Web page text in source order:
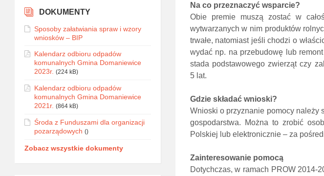
Na co przeznaczyć wsparcie?
Obie premie muszą zostać w
wytwarzanych w nim produktów
trwałe, natomiast jeśli chodzi o
wydać np. na przebudowę lub
stada podstawowego zwierząt czy
5 lat.
Gdzie składać wnioski?
Wnioski o przyznanie pomocy należy
gospodarstwa. Można to zrobić
Polskiej lub elektronicznie – za
Zainteresowanie pomocą
Dotychczas, w ramach PROW 2014-
DOKUMENTY
Sposoby załatwiania spraw i wzory
wniosków – BIP
Kalendarz odbioru odpadów
komunalnych Gmina Domaniewice
2023r. (224 kB)
Kalendarz odbioru odpadów
komunalnych Gmina Domaniewice
2021r. (864 kB)
Środa z Funduszami dla organizacji
pozarządowych ()
Zobacz wszystkie dokumenty